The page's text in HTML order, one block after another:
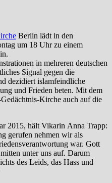
Berlin lädt in den
um 18 Uhr zu einem
in mehreren deutschen
Signal gegen die
dezidiert islamfeindliche
und Frieden beten. Mit dem
Kirche auch auf die
2015, hält Vikarin Anna Trapp:
gerufen nehmen wir als
war. Gott
unter uns auf. Darum
des Leids, das Hass und